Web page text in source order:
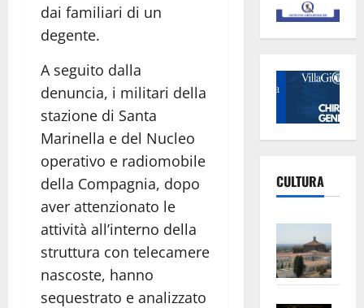
dai familiari di un
degente.
A seguito dalla
denuncia, i militari della
stazione di Santa
Marinella e del Nucleo
operativo e radiomobile
della Compagnia, dopo
aver attenzionato le
attività all’interno della
struttura con telecamere
nascoste, hanno
sequestrato e analizzato
CULTURA